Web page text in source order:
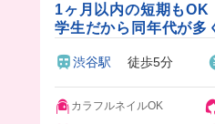
1ヶ月以内の短期も
学生だから同年代が多
渋谷駅 徒歩5分
カラフルネイルOK